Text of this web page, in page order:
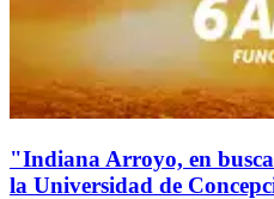
"Indiana Arroyo, en
la Universidad de